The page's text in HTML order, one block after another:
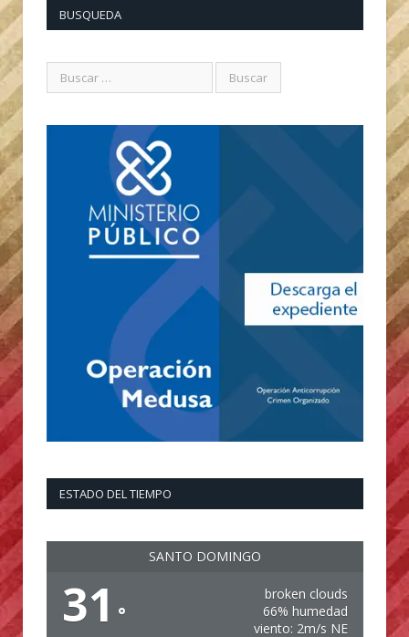
BUSQUEDA
ESTADO DEL TIEMPO
SANTO DOMINGO
31 °
broken clouds
66% humedad
viento: 2m/s NE